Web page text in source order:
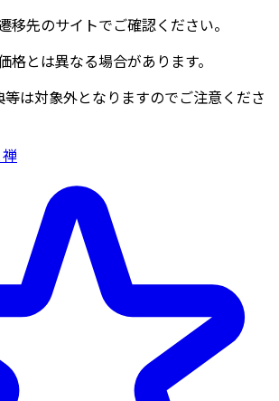
先のサイトでご確認ください。
とは異なる場合があります。
は対象外となりますのでご注意くださ